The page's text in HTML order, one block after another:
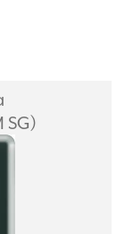
SG)